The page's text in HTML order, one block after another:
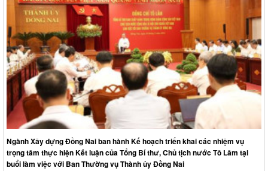
Ngành Xây dựng Đồng Nai ban hành Kế hoạch triển khai các nhiệm vụ
trọng tâm thực hiện Kết luận của Tổng Bí thư, Chủ tịch nước Tô Lâm tại
buổi làm việc với Ban Thường vụ Thành ủy Đồng Nai